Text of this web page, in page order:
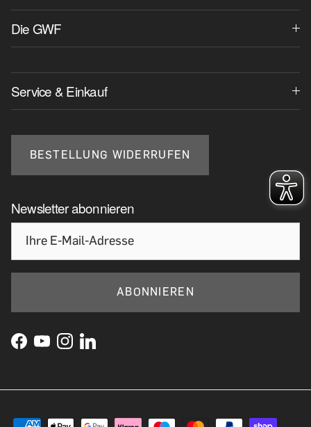
Die GWF
Service & Einkauf
BESTELLUNG WIDERRUFEN
Newsletter abonnieren
ABONNIEREN